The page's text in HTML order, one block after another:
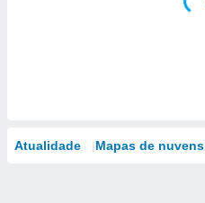
Atualidade Mapas de nuvens